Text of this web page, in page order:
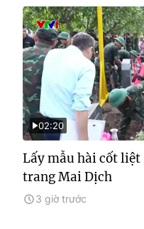
02:20
Lấy mẫu hài cốt
trang Mai Dịch
3 giờ trước